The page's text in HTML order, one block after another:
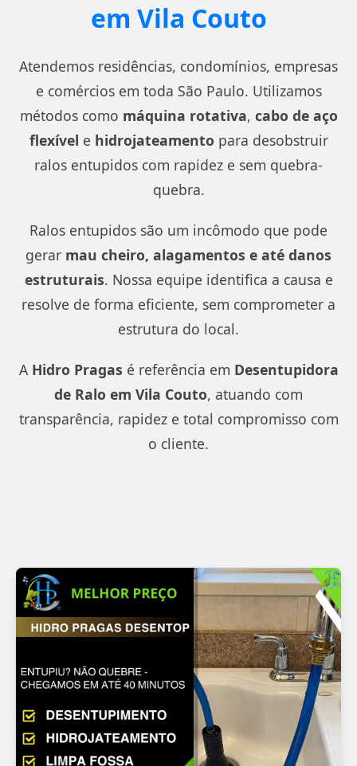
em Vila Couto
Atendemos residências, condomínios, empresas
e comércios em toda São Paulo. Utilizamos
métodos como máquina rotativa, cabo de aço
flexível e hidrojateamento para desobstruir
ralos entupidos com rapidez e sem quebra-
quebra.
Ralos entupidos são um incômodo que pode
gerar mau cheiro, alagamentos e até danos
estruturais. Nossa equipe identifica a causa e
resolve de forma eficiente, sem comprometer a
estrutura do local.
A Hidro Pragas é referência em Desentupidora
de Ralo em Vila Couto, atuando com
transparência, rapidez e total compromisso com
o cliente.